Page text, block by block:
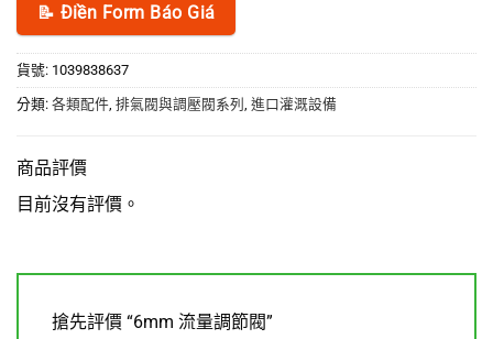
📝 Điền Form Báo Giá
貨號: 1039838637
分類: 各類配件 排氣閥與調壓閥系列 進口灌溉設備
商品評價
目前沒有評價。
搶先評價 “6mm 流量調節閥”